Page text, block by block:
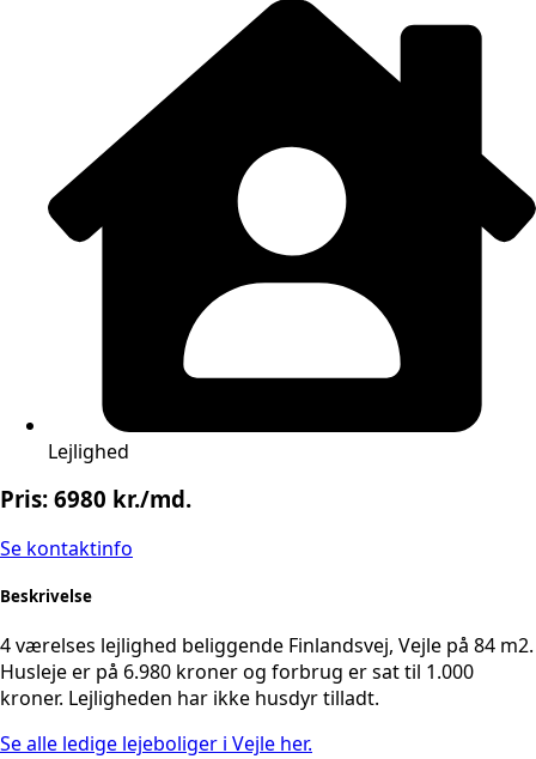
Lejlighed
Pris: 6980 kr./md.
Se kontaktinfo
Beskrivelse
4 værelses lejlighed beliggende Finlandsvej, Vejle på 84 m2.
Husleje er på 6.980 kroner og forbrug er sat til 1.000
kroner. Lejligheden har ikke husdyr tilladt.
Se alle ledige lejeboliger i Vejle her.